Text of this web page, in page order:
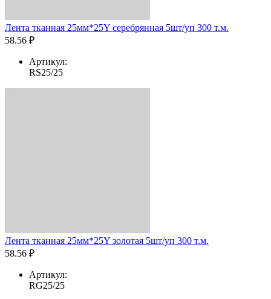
Лента тканная 25мм*25Y серебрянная 5шт/уп 300 т.м.
58.56 ₽
Артикул:
RS25/25
Лента тканная 25мм*25Y золотая 5шт/уп 300 т.м.
58.56 ₽
Артикул:
RG25/25